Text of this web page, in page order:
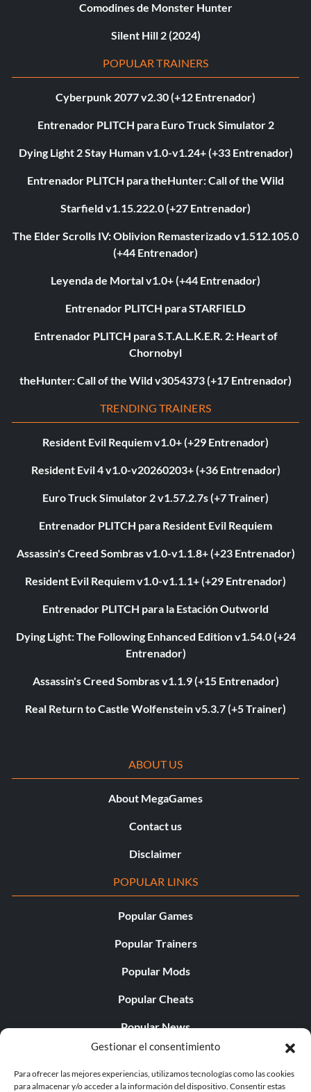
Gestionar el consentimiento
Para ofrecer las mejores experiencias, utilizamos tecnologías como las cookies
para almacenar y/o acceder a la información del dispositivo. Consentir estas
Comodines de Monster Hunter
Silent Hill 2 (2024)
POPULAR TRAINERS
Cyberpunk 2077 v2.30 (+12 Entrenador)
Entrenador PLITCH para Euro Truck Simulator 2
Dying Light 2 Stay Human v1.0-v1.24+ (+33 Entrenador)
Entrenador PLITCH para theHunter: Call of the Wild
Starfield v1.15.222.0 (+27 Entrenador)
The Elder Scrolls IV: Oblivion Remasterizado v1.512.105.0
(+44 Entrenador)
Leyenda de Mortal v1.0+ (+44 Entrenador)
Entrenador PLITCH para STARFIELD
Entrenador PLITCH para S.T.A.L.K.E.R. 2: Heart of
Chornobyl
theHunter: Call of the Wild v3054373 (+17 Entrenador)
TRENDING TRAINERS
Resident Evil Requiem v1.0+ (+29 Entrenador)
Resident Evil 4 v1.0-v20260203+ (+36 Entrenador)
Euro Truck Simulator 2 v1.57.2.7s (+7 Trainer)
Entrenador PLITCH para Resident Evil Requiem
Assassin's Creed Sombras v1.0-v1.1.8+ (+23 Entrenador)
Resident Evil Requiem v1.0-v1.1.1+ (+29 Entrenador)
Entrenador PLITCH para la Estación Outworld
Dying Light: The Following Enhanced Edition v1.54.0 (+24
Entrenador)
Assassin's Creed Sombras v1.1.9 (+15 Entrenador)
Real Return to Castle Wolfenstein v5.3.7 (+5 Trainer)
ABOUT US
About MegaGames
Contact us
Disclaimer
POPULAR LINKS
Popular Games
Popular Trainers
Popular Mods
Popular Cheats
Popular News
Popular Editorials
Popular Free Games